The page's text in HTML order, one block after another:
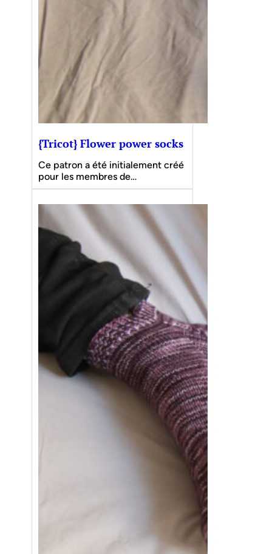
{Tricot} Flower power socks
Ce patron a été initialement créé
pour les membres de…